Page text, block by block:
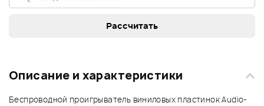
Описание и характеристики
Беспроводной проигрыватель виниловых пластинок Audio-